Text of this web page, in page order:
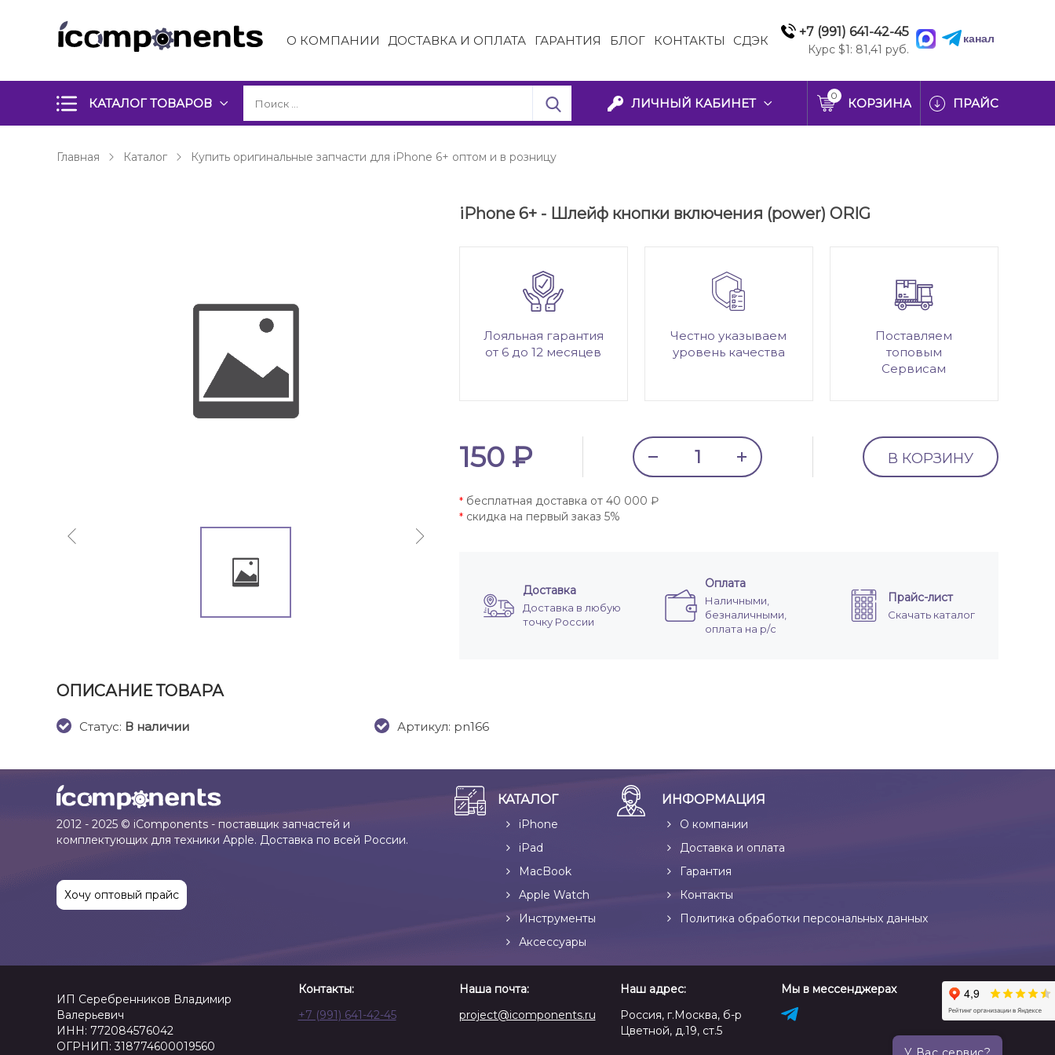
О КОМПАНИИ ДОСТАВКА И ОПЛАТА ГАРАНТИЯ БЛОГ КОНТАКТЫ СДЭК
+7 (991) 641-42-45
Курс $1: 81,41 руб.
канал
КАТАЛОГ ТОВАРОВ ЛИЧНЫЙ КАБИНЕТ
0
КОРЗИНА ПРАЙС
Главная Каталог Купить оригинальные запчасти для iPhone 6+ оптом и в розницу
iPhone 6+ - Шлейф кнопки включения (power) ORIG
Лояльная гарантия
от 6 до 12 месяцев
Честно указываем
уровень качества
Поставляем
топовым
Сервисам
150 ₽ В КОРЗИНУ
*бесплатная доставка от 40 000 ₽
*скидка на первый заказ 5%
Доставка
Доставка в любую
точку России
Оплата
Наличными,
безналичными,
оплата на р/с
Прайс-лист
Скачать каталог
ОПИСАНИЕ ТОВАРА
Cтатус: В наличии Артикул: pn166
2012 - 2025 © iComponents - поставщик запчастей и
комплектующих для техники Apple. Доставка по всей России.
Хочу оптовый прайс
КАТАЛОГ
iPhone
iPad
MacBook
Apple Watch
Инструменты
Аксессуары
ИНФОРМАЦИЯ
О компании
Доставка и оплата
Гарантия
Контакты
Политика обработки персональных данных
ИП Серебренников Владимир
Валерьевич
ИНН: 772084576042
ОГРНИП: 318774600019560
Контакты:
+7 (991) 641-42-45
Наша почта:
project@icomponents.ru
Наш адрес:
Россия, г.Москва, б-р
Цветной, д.19, ст.5
Мы в мессенджерах